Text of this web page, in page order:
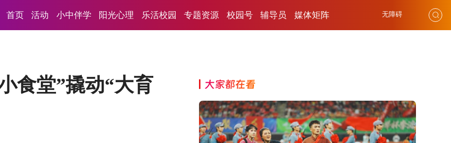
首页 活动 小中伴学 阳光心理 乐活校园 专题资源 校园号 辅导员 媒体矩阵 无障碍
食堂”撬动“大育
大家都在看